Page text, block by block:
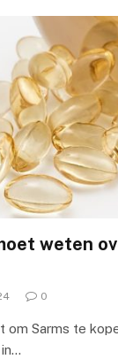
weten
0
om Sarms te